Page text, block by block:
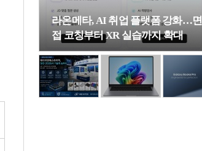
라온메타, AI 취업 플랫폼 강화…면
접 코칭부터 XR 실습까지 확대